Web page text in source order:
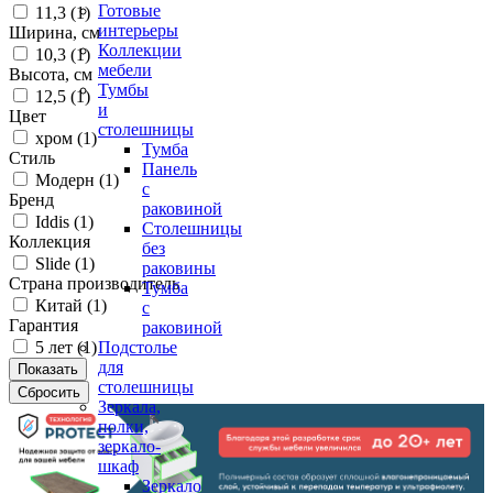
Готовые
интерьеры
Коллекции
мебели
Тумбы
и
столешницы
Тумба
Панель
с
раковиной
Столешницы
без
раковины
Тумба
с
раковиной
Подстолье
для
столешницы
Зеркала,
полки,
зеркало-
шкаф
Зеркало
11,3 (1)
Ширина, см
10,3 (1)
Высота, см
12,5 (1)
Цвет
хром (1)
Стиль
Модерн (1)
Бренд
Iddis (1)
Коллекция
Slide (1)
Страна производитель
Китай (1)
Гарантия
5 лет (1)